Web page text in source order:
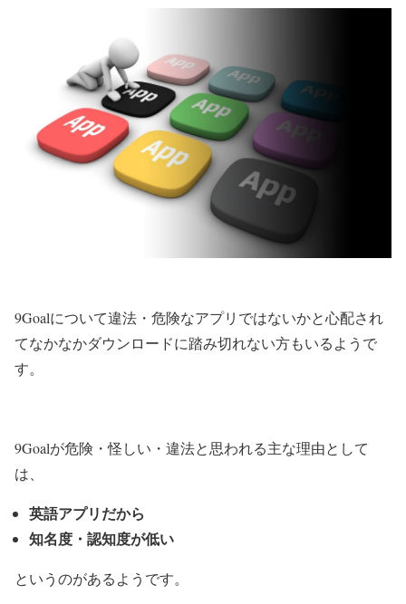
9Goalについて違法・危険なアプリではないかと心配され
てなかなかダウンロードに踏み切れない方もいるようで
す。
9Goalが危険・怪しい・違法と思われる主な理由として
は、
英語アプリだから
知名度・認知度が低い
というのがあるようです。